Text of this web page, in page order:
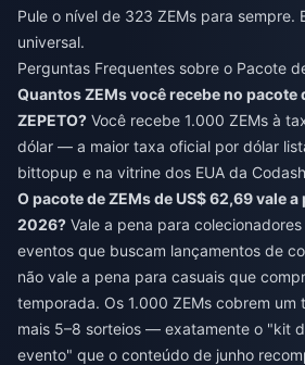
Pule o nível de 323 ZEMs para sempre.
universal.
Perguntas Frequentes sobre o Pacote
Quantos ZEMs você recebe no pacote
ZEPETO? Você recebe 1.000 ZEMs à
dólar — a maior taxa oficial por dólar
bittopup e na vitrine dos EUA da
O pacote de ZEMs de US$ 62,69 vale
2026? Vale a pena para
eventos que buscam lançamentos de
não vale a pena para casuais que
temporada. Os 1.000 ZEMs cobrem
mais 5–8 sorteios — exatamente o "kit
evento" que o conteúdo de junho